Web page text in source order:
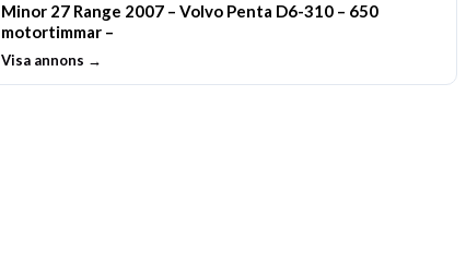
Minor 27 Range 2007 – Volvo Penta D6-310 – 650
motortimmar –
Visa annons →